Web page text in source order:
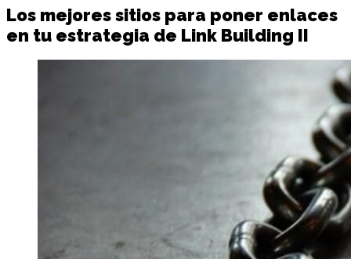
Los mejores sitios para poner enlaces
en tu estrategia de Link Building II